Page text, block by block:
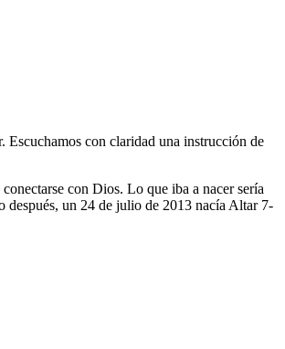
Escuchamos con claridad una instrucción de
con Dios. Lo que iba a nacer sería
después, un 24 de julio de 2013 nacía Altar 7-